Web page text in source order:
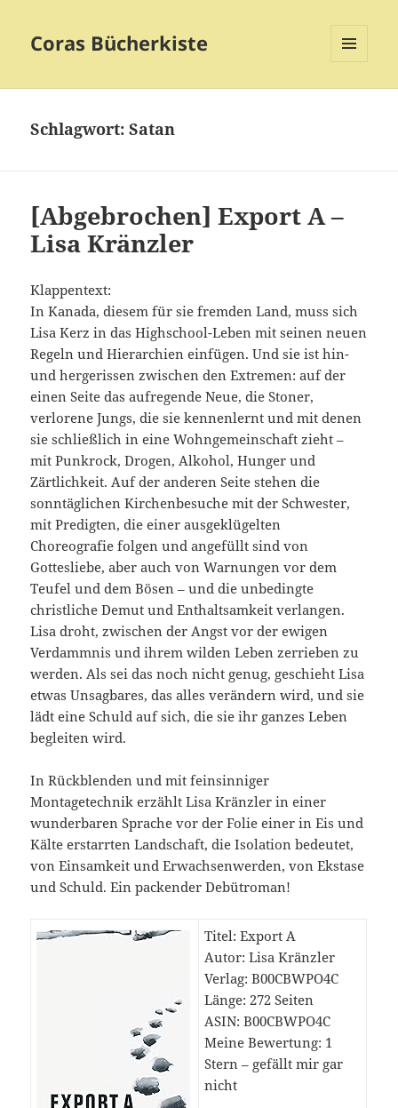
Coras Bücherkiste
Schlagwort:Satan
[Abgebrochen] Export A –
Lisa Kränzler
Klappentext:
In Kanada, diesem für sie fremden Land, muss sich
Lisa Kerz in das Highschool-Leben mit seinen neuen
Regeln und Hierarchien einfügen. Und sie ist hin-
und hergerissen zwischen den Extremen: auf der
einen Seite das aufregende Neue, die Stoner,
verlorene Jungs, die sie kennenlernt und mit denen
sie schließlich in eine Wohngemeinschaft zieht –
mit Punkrock, Drogen, Alkohol, Hunger und
Zärtlichkeit. Auf der anderen Seite stehen die
sonntäglichen Kirchenbesuche mit der Schwester,
mit Predigten, die einer ausgeklügelten
Choreografie folgen und angefüllt sind von
Gottesliebe, aber auch von Warnungen vor dem
Teufel und dem Bösen – und die unbedingte
christliche Demut und Enthaltsamkeit verlangen.
Lisa droht, zwischen der Angst vor der ewigen
Verdammnis und ihrem wilden Leben zerrieben zu
werden. Als sei das noch nicht genug, geschieht Lisa
etwas Unsagbares, das alles verändern wird, und sie
lädt eine Schuld auf sich, die sie ihr ganzes Leben
begleiten wird.
In Rückblenden und mit feinsinniger
Montagetechnik erzählt Lisa Kränzler in einer
wunderbaren Sprache vor der Folie einer in Eis und
Kälte erstarrten Landschaft, die Isolation bedeutet,
von Einsamkeit und Erwachsenwerden, von Ekstase
und Schuld. Ein packender Debütroman!
Titel: Export A
Autor: Lisa Kränzler
Verlag: B00CBWPO4C
Länge: 272 Seiten
ASIN: B00CBWPO4C
Meine Bewertung: 1
Stern – gefällt mir gar
nicht